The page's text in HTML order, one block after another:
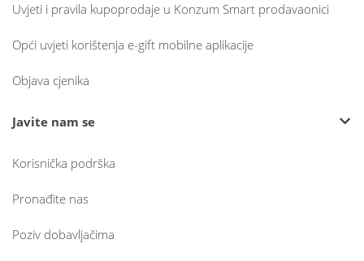
Uvjeti i pravila kupoprodaje u Konzum Smart prodavaonici
Opći uvjeti korištenja e-gift mobilne aplikacije
Objava cjenika
Javite nam se
Korisnička podrška
Pronađite nas
Poziv dobavljačima